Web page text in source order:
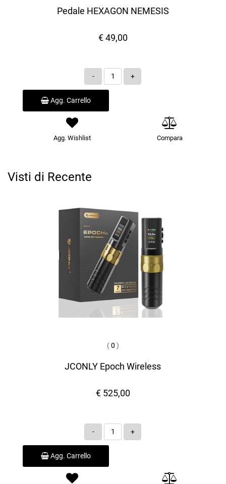
Pedale HEXAGON NEMESIS
€ 49,00
Quantità
Agg. Carrello
Agg. Wishlist Compara
Visti di Recente
(0 )
JCONLY Epoch Wireless
€ 525,00
Quantità
Agg. Carrello